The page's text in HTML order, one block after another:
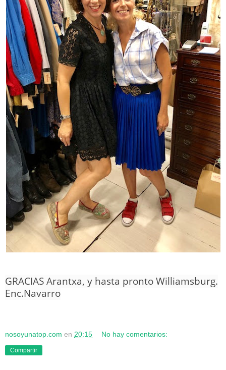
GRACIAS Arantxa, y hasta pronto Williamsburg.
Enc.Navarro
nosoyunatop.com en 20:15 No hay comentarios:
Compartir